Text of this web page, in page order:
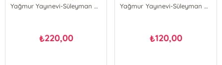
Yağmur Yayınevi-Süleyman Özdemir
₺220,00
Yağmur Yayınevi-Süleyman Özdemir
₺120,00